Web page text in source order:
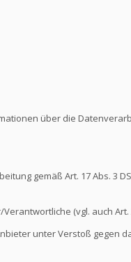
über die
gemäß Art. 17 Abs. 3
(vgl. auch Art.
unter Verstoß gegen